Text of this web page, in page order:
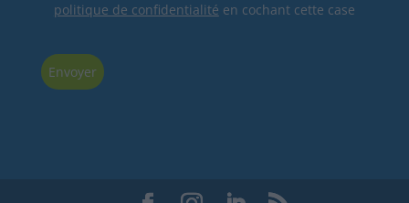
politique de confidentialité en cochant cette case